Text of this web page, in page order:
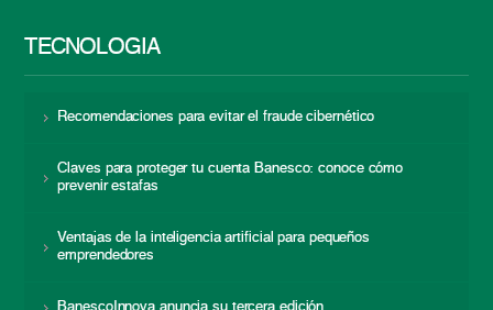
TECNOLOGÍA
Recomendaciones para evitar el fraude cibernético
Claves para proteger tu cuenta Banesco: conoce cómo
prevenir estafas
Ventajas de la inteligencia artificial para pequeños
emprendedores
BanescoInnova anuncia su tercera edición